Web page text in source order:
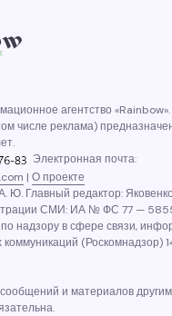
агентство «Rainbow».
числе реклама)
Электронная почта:
| О проекте
Ю. Главный редактор:
СМИ: ИА № ФС 77 —
надзору в сфере связи,
коммуникаций (Роскомнадзор)
и материалов